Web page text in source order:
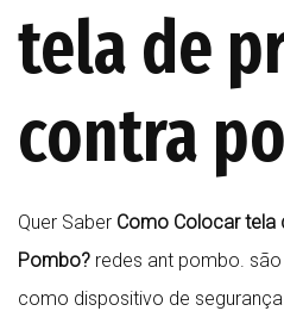
tela de
contra
Quer Saber Como Colocar
Pombo? redes ant pombo.
como dispositivo de